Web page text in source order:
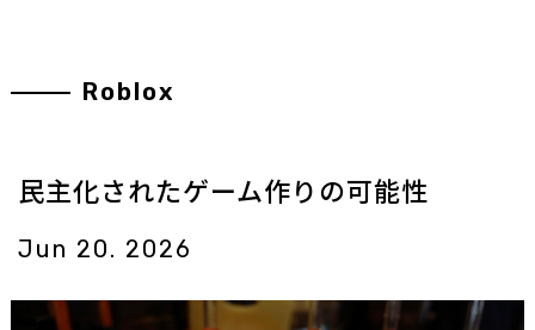
Roblox
民主化されたゲーム作りの可能性
Jun 20. 2026